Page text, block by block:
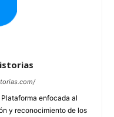
enfocada al
y reconocimiento de los